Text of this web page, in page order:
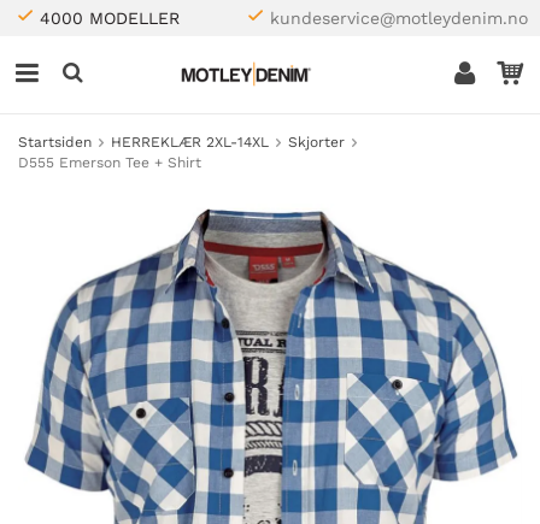
4000 MODELLER kundeservice@motleydenim.no
Startsiden HERREKLÆR 2XL-14XL
Skjorter
D555 Emerson Tee + Shirt